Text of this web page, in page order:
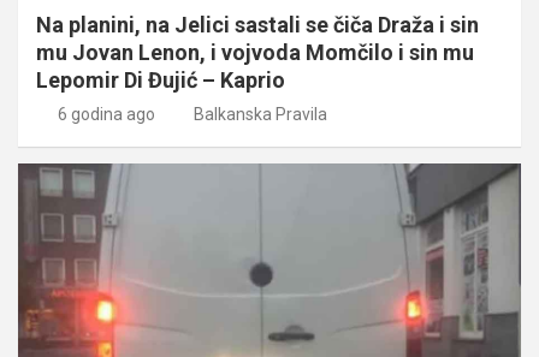
Na planini, na Jelici sastali se čiča Draža i sin
mu Jovan Lenon, i vojvoda Momčilo i sin mu
Lepomir Di Đujić – Kaprio
6 godina ago Balkanska Pravila